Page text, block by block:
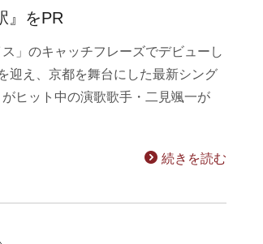
』をPR
ス」のキャッチフレーズでデビューし
迎え、京都を舞台にした最新シング
ヒット中の演歌歌手・二見颯一が
続きを読む